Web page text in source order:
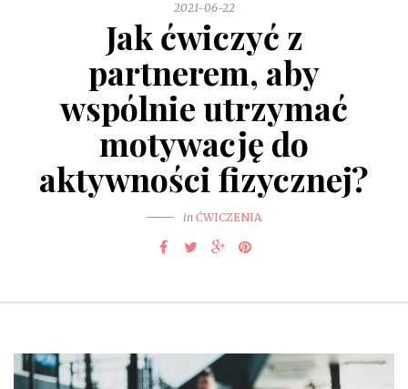
2021-06-22
Jak ćwiczyć z
partnerem, aby
wspólnie utrzymać
motywację do
aktywności fizycznej?
in ĆWICZENIA